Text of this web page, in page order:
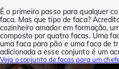
É o primeiro passo para qualquer
faca. Mas que tipo de faca?
cozinheiro amador em formação,
composto por quatro facas. Uma
uma faca para pão e uma faca de
adicionada a esse conjunto é um
Veja o conjunto de facas para um